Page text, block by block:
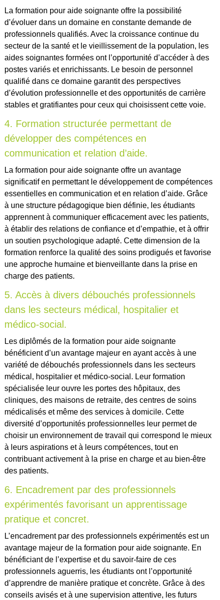
La formation pour aide soignante offre la possibilité
d’évoluer dans un domaine en constante demande de
professionnels qualifiés. Avec la croissance continue du
secteur de la santé et le vieillissement de la population, les
aides soignantes formées ont l’opportunité d’accéder à des
postes variés et enrichissants. Le besoin de personnel
qualifié dans ce domaine garantit des perspectives
d’évolution professionnelle et des opportunités de carrière
stables et gratifiantes pour ceux qui choisissent cette voie.
4. Formation structurée permettant de
développer des compétences en
communication et relation d’aide.
La formation pour aide soignante offre un avantage
significatif en permettant le développement de compétences
essentielles en communication et en relation d’aide. Grâce
à une structure pédagogique bien définie, les étudiants
apprennent à communiquer efficacement avec les patients,
à établir des relations de confiance et d’empathie, et à offrir
un soutien psychologique adapté. Cette dimension de la
formation renforce la qualité des soins prodigués et favorise
une approche humaine et bienveillante dans la prise en
charge des patients.
5. Accès à divers débouchés professionnels
dans les secteurs médical, hospitalier et
médico-social.
Les diplômés de la formation pour aide soignante
bénéficient d’un avantage majeur en ayant accès à une
variété de débouchés professionnels dans les secteurs
médical, hospitalier et médico-social. Leur formation
spécialisée leur ouvre les portes des hôpitaux, des
cliniques, des maisons de retraite, des centres de soins
médicalisés et même des services à domicile. Cette
diversité d’opportunités professionnelles leur permet de
choisir un environnement de travail qui correspond le mieux
à leurs aspirations et à leurs compétences, tout en
contribuant activement à la prise en charge et au bien-être
des patients.
6. Encadrement par des professionnels
expérimentés favorisant un apprentissage
pratique et concret.
L’encadrement par des professionnels expérimentés est un
avantage majeur de la formation pour aide soignante. En
bénéficiant de l’expertise et du savoir-faire de ces
professionnels aguerris, les étudiants ont l’opportunité
d’apprendre de manière pratique et concrète. Grâce à des
conseils avisés et à une supervision attentive, les futurs